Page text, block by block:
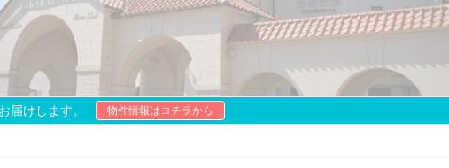
届けします。 物件情報はコチラから